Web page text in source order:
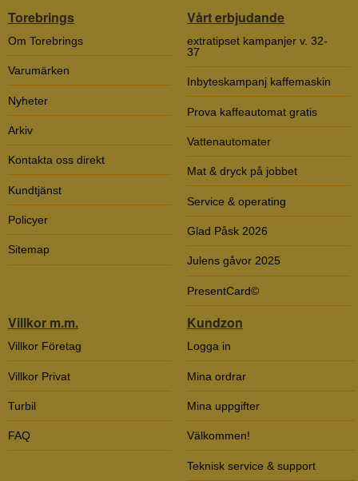
Torebrings
Om Torebrings
Varumärken
Nyheter
Arkiv
Kontakta oss direkt
Kundtjänst
Policyer
Sitemap
Vårt erbjudande
extratipset kampanjer v. 32-
37
Inbyteskampanj kaffemaskin
Prova kaffeautomat gratis
Vattenautomater
Mat & dryck på jobbet
Service & operating
Glad Påsk 2026
Julens gåvor 2025
PresentCard©
Villkor m.m.
Villkor Företag
Villkor Privat
Turbil
FAQ
Kundzon
Logga in
Mina ordrar
Mina uppgifter
Välkommen!
Teknisk service & support